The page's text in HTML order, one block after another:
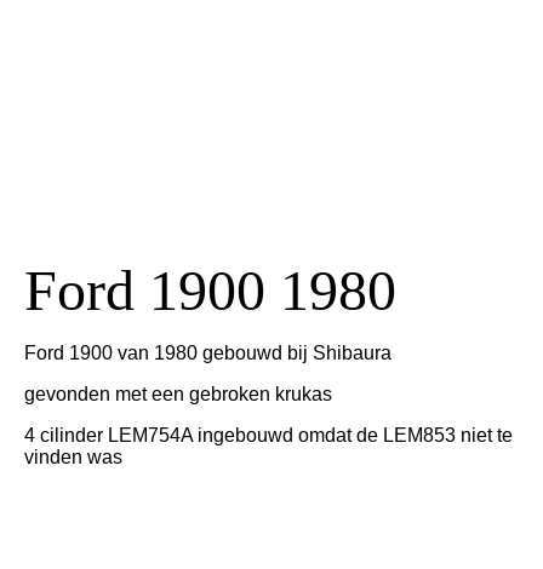
Ford 1900 1980
Ford 1900 van 1980 gebouwd bij Shibaura
gevonden met een gebroken krukas
4 cilinder LEM754A ingebouwd omdat de LEM853 niet te
vinden was